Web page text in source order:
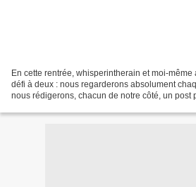
En cette rentrée, whisperintherain et moi-
défi à deux : nous regarderons absolument
nous rédigerons, chacun de notre côté, un post